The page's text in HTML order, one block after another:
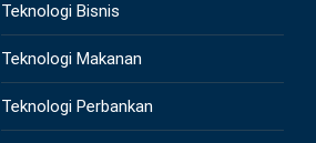
Teknologi Bisnis
Teknologi Makanan
Teknologi Perbankan